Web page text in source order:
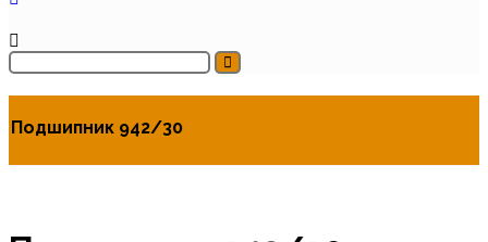
Подшипник 942/30